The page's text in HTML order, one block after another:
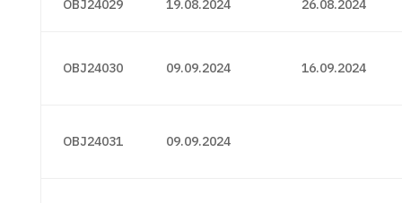
OBJ24029 19.08.2024 26.08.2024
OBJ24030 09.09.2024 16.09.2024
OBJ24031 09.09.2024